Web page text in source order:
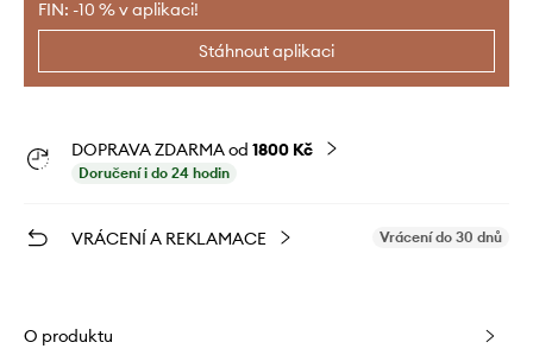
FIN: -10 % v aplikaci!
Stáhnout aplikaci
DOPRAVA ZDARMA od 1800 Kč
Doručení i do 24 hodin
VRÁCENÍ A REKLAMACE Vrácení do 30 dnů
O produktu